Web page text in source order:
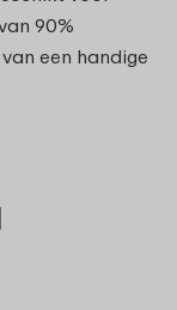
90%
een handige